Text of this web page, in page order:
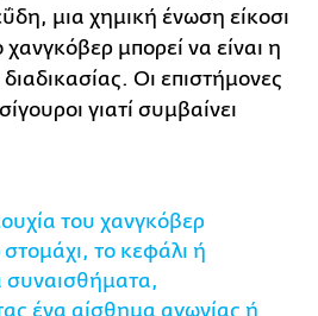
μια χημική ένωση είκοσι
χανγκόβερ μπορεί να είναι η
Οι επιστήμονες
γιατί συμβαίνει
του χανγκόβερ
στομάχι, το κεφάλι ή
συναισθήματα,
ένα αίσθημα αγωνίας ή